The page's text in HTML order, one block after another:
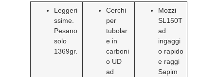
Leggeri
ssime.
Pesano
solo
1369gr.
Cerchi
per
tubolar
e in
carboni
o UD
ad
Mozzi
SL150T
ad
ingaggi
o rapido
e raggi
Sapim